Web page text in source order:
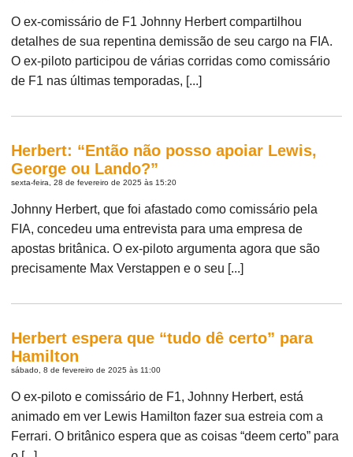
O ex-comissário de F1 Johnny Herbert compartilhou
detalhes de sua repentina demissão de seu cargo na FIA.
O ex-piloto participou de várias corridas como comissário
de F1 nas últimas temporadas, [...]
Herbert: “Então não posso apoiar Lewis,
George ou Lando?”
sexta-feira, 28 de fevereiro de 2025 às 15:20
Johnny Herbert, que foi afastado como comissário pela
FIA, concedeu uma entrevista para uma empresa de
apostas britânica. O ex-piloto argumenta agora que são
precisamente Max Verstappen e o seu [...]
Herbert espera que “tudo dê certo” para
Hamilton
sábado, 8 de fevereiro de 2025 às 11:00
O ex-piloto e comissário de F1, Johnny Herbert, está
animado em ver Lewis Hamilton fazer sua estreia com a
Ferrari. O britânico espera que as coisas “deem certo” para